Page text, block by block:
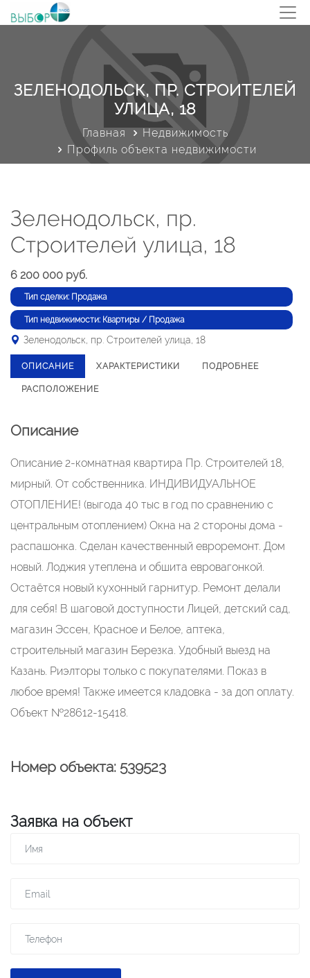
ЗЕЛЕНОДОЛЬСК, ПР. СТРОИТЕЛЕЙ
УЛИЦА, 18
Главная
Недвижимость
Профиль объекта недвижимости
Зеленодольск, пр.
Строителей улица, 18
6 200 000 руб.
Тип сделки: Продажа
Тип недвижимости: Квартиры / Продажа
Зеленодольск, пр. Строителей улица, 18
ОПИСАНИЕ ХАРАКТЕРИСТИКИ ПОДРОБНЕЕ
РАСПОЛОЖЕНИЕ
Описание
Описание 2-комнатная квартира Пр. Строителей 18,
мирный. От собственника. ИНДИВИДУАЛЬНОЕ
ОТОПЛЕНИЕ! (выгода 40 тыс в год по сравнению с
центральным отоплением) Окна на 2 стороны дома -
распашонка. Сделан качественный евроремонт. Дом
новый. Лоджия утеплена и обшита евровагонкой.
Остаётся новый кухонный гарнитур. Ремонт делали
для себя! В шаговой доступности Лицей, детский сад,
магазин Эссен, Красное и Белое, аптека,
строительный магазин Березка. Удобный выезд на
Казань. Риэлторы только с покупателями. Показ в
любое время! Также имеется кладовка - за доп оплату.
Объект №28612-15418.
Номер объекта: 539523
Заявка на объект